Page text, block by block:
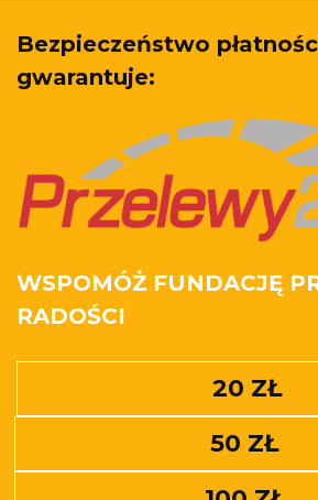
Bezpieczeństwo
gwarantuje:
WSPOMÓŻ FUNDACJĘ
RADOŚCI
20 ZŁ
50 ZŁ